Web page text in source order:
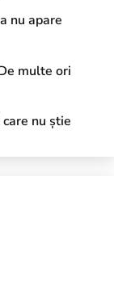
nu apare
multe ori
nu știe